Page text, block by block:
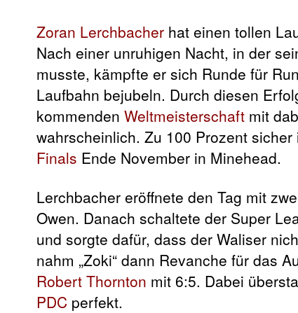
Zoran Lerchbacher hat einen tollen
Nach einer unruhigen Nacht, in der
musste, kämpfte er sich Runde für
Laufbahn bejubeln. Durch diesen
kommenden Weltmeisterschaft mit
wahrscheinlich. Zu 100 Prozent
Finals Ende November in Minehead.
Lerchbacher eröffnete den Tag mit
Owen. Danach schaltete der Super
und sorgte dafür, dass der Waliser
nahm „Zoki“ dann Revanche für das
Robert Thornton mit 6:5. Dabei
PDC perfekt.